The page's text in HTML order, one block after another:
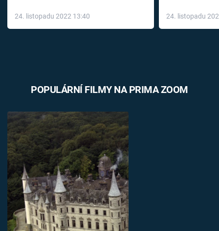
24. listopadu 2022 13:40
léky
24. listopadu
POPULÁRNÍ FILMY NA PRIMA ZOOM